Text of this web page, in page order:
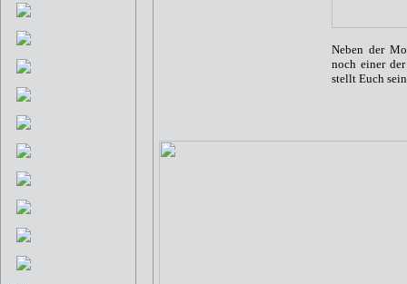
Neben der
noch einer
stellt Euch